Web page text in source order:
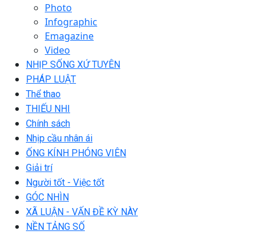
Photo
Infographic
Emagazine
Video
NHỊP SỐNG XỨ TUYÊN
PHÁP LUẬT
Thể thao
THIẾU NHI
Chính sách
Nhịp cầu nhân ái
ỐNG KÍNH PHÓNG VIÊN
Giải trí
Người tốt - Việc tốt
GÓC NHÌN
XÃ LUẬN - VẤN ĐỀ KỲ NÀY
NỀN TẢNG SỐ